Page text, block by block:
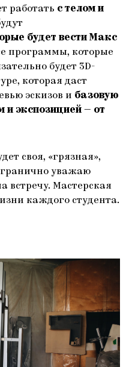
работать с телом и
будет вести Макс
программы, которые
будет 3D-
которая даст
эскизов и базовую
и экспозицией — от
своя, «грязная»,
уважаю
встречу. Мастерская
каждого студента.